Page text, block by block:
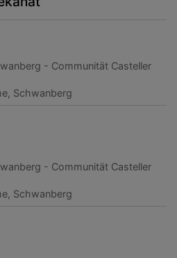
- Communität Casteller
Schwanberg
- Communität Casteller
Schwanberg